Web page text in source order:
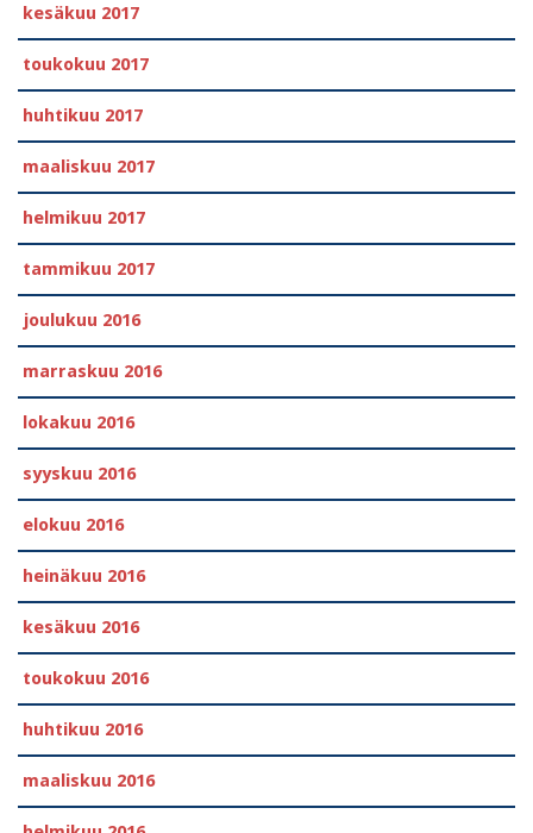
kesäkuu 2017
toukokuu 2017
huhtikuu 2017
maaliskuu 2017
helmikuu 2017
tammikuu 2017
joulukuu 2016
marraskuu 2016
lokakuu 2016
syyskuu 2016
elokuu 2016
heinäkuu 2016
kesäkuu 2016
toukokuu 2016
huhtikuu 2016
maaliskuu 2016